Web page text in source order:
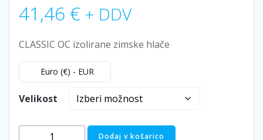
41,46 € + DDV
CLASSIC OC izolirane zimske hlače
Euro (€) - EUR
Velikost
Dodaj v košarico